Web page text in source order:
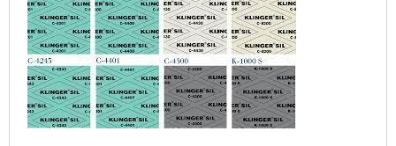
da kaelved obterá excelente custo-
benefício com assessoria técnica
especializada.UM POUCO MAIS
SOBRE JUNTAS DE TEFLON
TEMPERA...